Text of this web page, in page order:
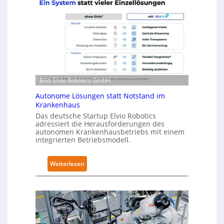
l
-
-
Z
e
r
t
f
i
z
e
u
g
n
a
a
R
o
o
t
c
e
r
w
e
i
r
g
l
o
Bild: Elvio Robotics GmbH
Autonome Lösungen statt Notstand im
Krankenhaus
Das deutsche Startup Elvio Robotics
adressiert die Herausforderungen des
autonomen Krankenhausbetriebs mit einem
integrierten Betriebsmodell.
Weiterlesen
A
t
o
n